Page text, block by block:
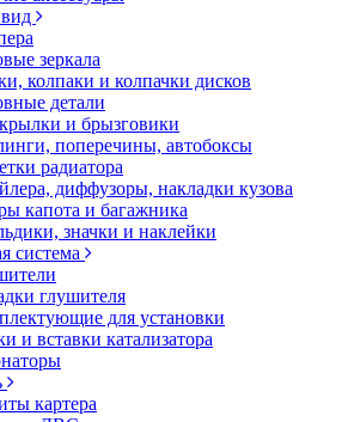
зеркала
колпаки и колпачки дисков
детали
и брызговики
поперечины, автобоксы
радиатора
диффузоры, накладки кузова
капота и багажника
значки и наклейки
система
глушителя
для установки
и вставки катализатора
картера